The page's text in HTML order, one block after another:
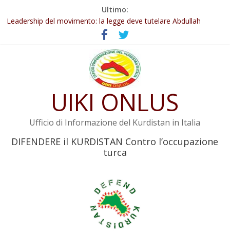
Ultimo:
Abdullah Öcalan: Le legge negativa deve essere trasformata in
legge positiva
Leadership del movimento: la legge deve tutelare Abdullah
Commissione donne del KNK: Şengal è di nuovo sotto minaccia
Non tenere conto della situazione di Rêber Apo ostacolerebbe
Il KNK chiede un’azione internazionale contro i crimini di guerra
UIKI ONLUS
Ufficio di Informazione del Kurdistan in Italia
DIFENDERE il KURDISTAN Contro l’occupazione
turca